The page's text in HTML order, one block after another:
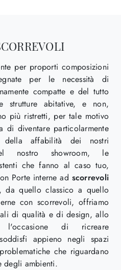
per proporti composizioni
per le necessità di
compatte e del tutto
strutture abitative, e non,
più ristretti, per tale motivo
di diventare particolarmente
della affabilità dei nostri
nostro showroom, le
che fanno al caso tuo,
Porte interne ad scorrevoli
da quello classico a quello
con scorrevoli, offriamo
di qualità e di design, allo
di ricreare
appieno negli spazi
che riguardano
degli ambienti.